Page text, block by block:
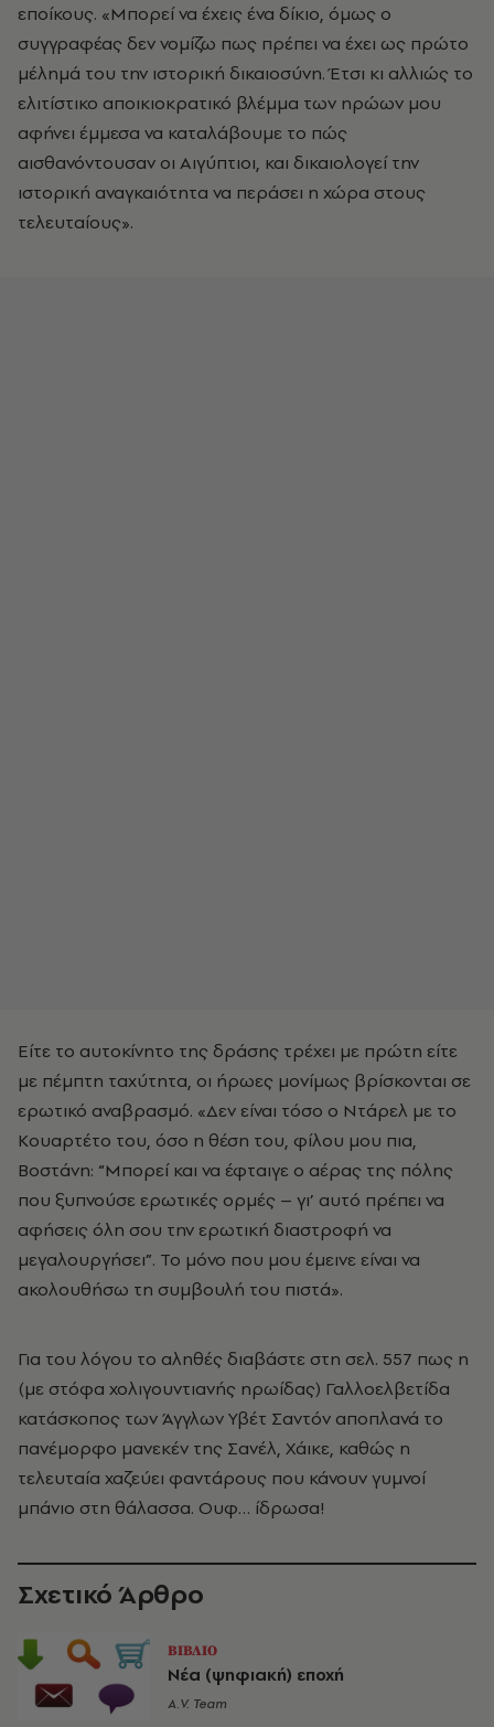
εποίκους. «Μπορεί να έχεις ένα δίκιο, όμως ο
συγγραφέας δεν νομίζω πως πρέπει να έχει ως πρώτο
μέλημά του την ιστορική δικαιοσύνη. Έτσι κι αλλιώς το
ελιτίστικο αποικιοκρατικό βλέμμα των ηρώων μου
αφήνει έμμεσα να καταλάβουμε το πώς
αισθανόντουσαν οι Αιγύπτιοι, και δικαιολογεί την
ιστορική αναγκαιότητα να περάσει η χώρα στους
τελευταίους».
Είτε το αυτοκίνητο της δράσης τρέχει με πρώτη είτε
με πέμπτη ταχύτητα, οι ήρωες μονίμως βρίσκονται σε
ερωτικό αναβρασμό. «Δεν είναι τόσο ο Ντάρελ με το
Κουαρτέτο του, όσο η θέση του, φίλου μου πια,
Βοστάνη: “Μπορεί και να έφταιγε ο αέρας της πόλης
που ξυπνούσε ερωτικές ορμές – γι’ αυτό πρέπει να
αφήσεις όλη σου την ερωτική διαστροφή να
μεγαλουργήσει”. Το μόνο που μου έμεινε είναι να
ακολουθήσω τη συμβουλή του πιστά».
Για του λόγου το αληθές διαβάστε στη σελ. 557 πως η
(με στόφα χολιγουντιανής ηρωίδας) Γαλλοελβετίδα
κατάσκοπος των Άγγλων Υβέτ Σαντόν αποπλανά το
πανέμορφο μανεκέν της Σανέλ, Χάικε, καθώς η
τελευταία χαζεύει φαντάρους που κάνουν γυμνοί
μπάνιο στη θάλασσα. Ουφ… ίδρωσα!
Σχετικό Άρθρο
ΒΙΒΛΙΟ
Νέα (ψηφιακή) εποχή
A.V. Team